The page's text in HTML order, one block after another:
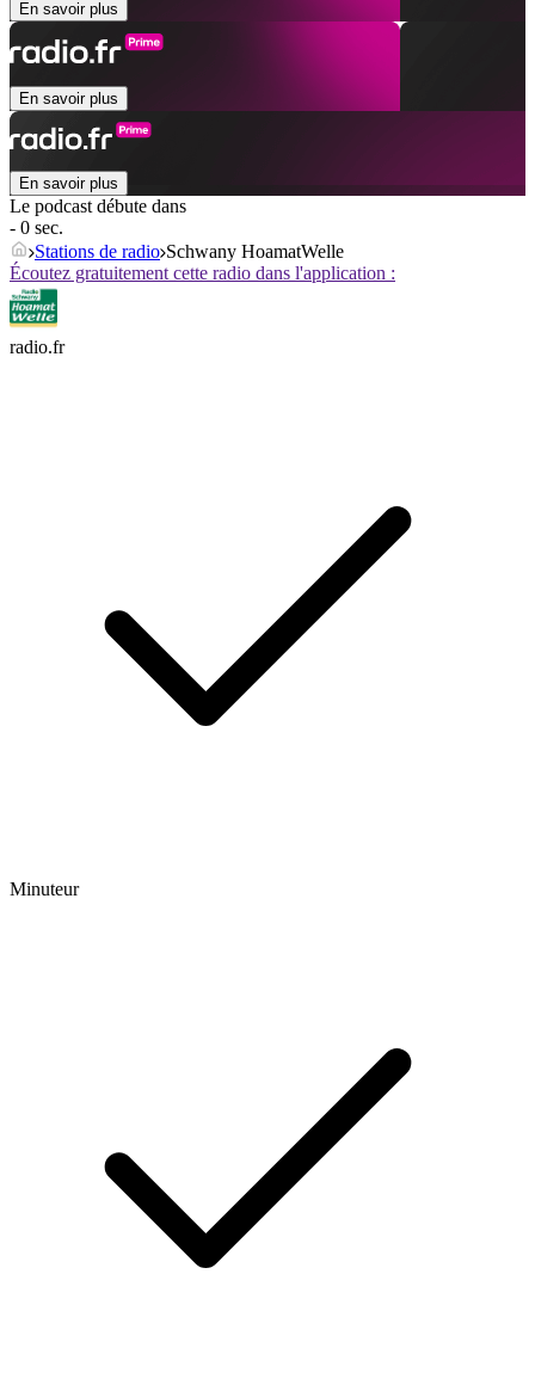
En savoir plus
En savoir plus
En savoir plus
Le podcast débute dans
- 0 sec.
Stations de radio Schwany HoamatWelle
Écoutez gratuitement cette radio dans l'application :
radio.fr
Minuteur